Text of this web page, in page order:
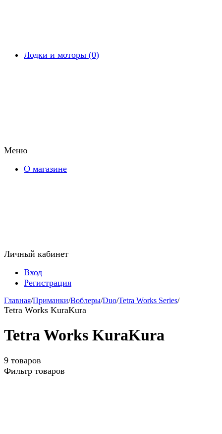
Лодки и моторы (0)
Меню
О магазине
Личный кабинет
Вход
Регистрация
Главная/Приманки/Воблеры/Duo/Tetra Works Series/
Tetra Works KuraKura
Tetra Works KuraKura
9 товаров
Фильтр товаров